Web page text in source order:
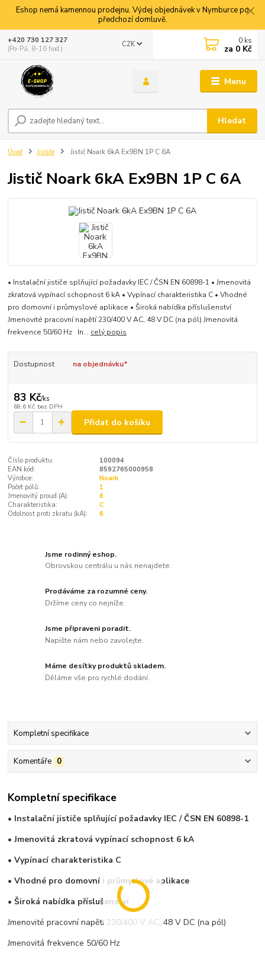
Eshop nemá kamennou prodejnu. Výdej objednávek v Nymburce po
předchozí domluvě.
Menu
CZK
Hledat
+420 730 127 327
(Po-Pá, 8-16 hod.)
0 ks
za 0 Kč
Úvod Jističe Jistič Noark 6kA Ex9BN 1P C 6A
Jistič Noark 6kA Ex9BN 1P C 6A
• Instalační jističe splňující požadavky IEC / ČSN EN 60898-1 • Jmenovitá
zkratová vypínací schopnost 6 kA • Vypínací charakteristika C • Vhodné
pro domovní i průmyslové aplikace • Široká nabídka příslušenství
Jmenovité pracovní napětí 230/400 V AC, 48 V DC (na pól) Jmenovitá
frekvence 50/60 Hz In... celý popis
Dostupnost na objednávku*
83 Kč/ks
68,6 Kč bez DPH
Přidat do košíku
Číslo produktu:
100094
EAN kód:
8592765000958
Výrobce:
Noark
Počet pólů:
1
Jmenovitý proud (A):
6
Charakteristika:
C
Odolnost proti zkratu (kA):
6
Jsme rodinný eshop.
Obrovskou centrálu u nás nenajdete.
Prodáváme za rozumné ceny.
Držíme ceny co nejníže.
Jsme připraveni poradit.
Napište nám nebo zavolejte.
Máme desítky produktů skladem.
Děláme vše pro rychlé dodání.
Kompletní specifikace
Komentáře 0
Kompletní specifikace
• Instalační jističe splňující požadavky IEC / ČSN EN 60898-1
• Jmenovitá zkratová vypínací schopnost 6 kA
• Vypínací charakteristika C
• Vhodné pro domovní i průmyslové aplikace
• Široká nabídka příslušenství
Jmenovité pracovní napětí 230/400 V AC, 48 V DC (na pól)
Jmenovitá frekvence 50/60 Hz